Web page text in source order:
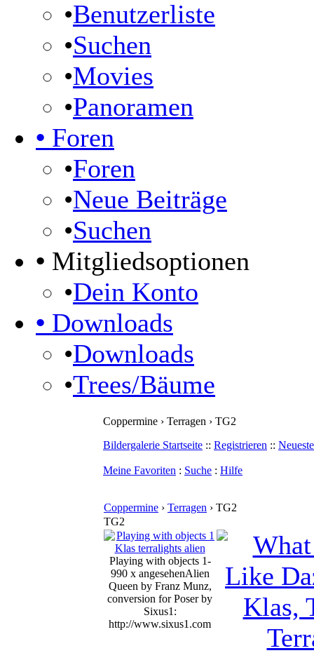
•Benutzerliste
•Suchen
•Movies
•Panoramen
• Foren
•Foren
•Neue Beiträge
•Suchen
• Mitgliedsoptionen
•Dein Konto
• Downloads
•Downloads
•Trees/Bäume
Coppermine › Terragen › TG2
Bildergalerie Startseite :: Registrieren ::
Meine Favoriten : Suche : Hilfe
Coppermine › Terragen › TG2
TG2
Playing with objects 1-
990 x angesehenAlien
Queen by Franz Munz,
conversion for Poser by
Sixus1:
http://www.sixus1.com